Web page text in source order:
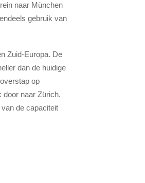
naar München
gebruik van
Zuid-Europa. De
dan de huidige
op
door naar Zürich.
de capaciteit